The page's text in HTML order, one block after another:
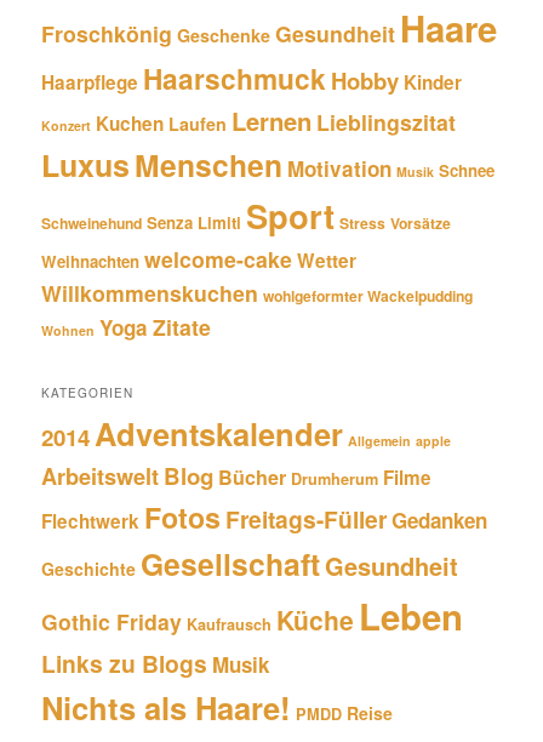
Froschkönig Geschenke Gesundheit Haare
Haarpflege HaarschmuckHobby Kinder
Konzert Kuchen Laufen Lernen Lieblingszitat
LuxusMenschen Motivation Musik Schnee
Schweinehund Senza Limiti Sport Stress Vorsätze
Weihnachten welcome-cakeWetter
Willkommenskuchen wohlgeformter Wackelpudding
Wohnen Yoga Zitate
KATEGORIEN
2014Adventskalender Allgemein apple
ArbeitsweltBlog Bücher Drumherum Filme
Flechtwerk Fotos Freitags-FüllerGedanken
Geschichte GesellschaftGesundheit
Gothic Friday Kaufrausch Küche Leben
Links zu Blogs Musik
Nichts als Haare! PMDD Reise